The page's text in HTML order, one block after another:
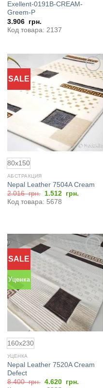
Exellent-0191B-CREAM-
Greem-P
3.906 грн.
Код товара: 2137
SALE
Добавить
в
избранное
80x150
АБСТРАКЦИЯ
Nepal Leather 7504A Cream
2.016грн.
Первоначальная
цена
составляла
1.512 грн.Текущая
Код товара: 5678
SALE
Уценка
Добавить
в
избранное
160x230
УЦЕНКА
Nepal Leather 7520A Cream
Defect
8.400грн. Первоначальная
4.620 грн.